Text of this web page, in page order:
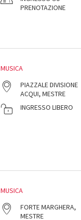
PRENOTAZIONE
MUSICA
PIAZZALE DIVISIONE
ACQUI, MESTRE
INGRESSO LIBERO
MUSICA
FORTE MARGHERA,
MESTRE